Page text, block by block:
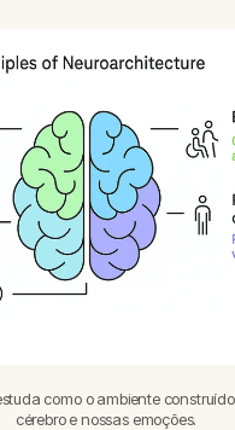
como o ambiente
cérebro e nossas emoções.